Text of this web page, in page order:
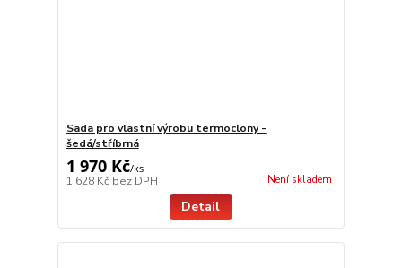
Sada pro vlastní výrobu termoclony -
šedá/stříbrná
1 970 Kč/ks
1 628 Kč bez DPH Není skladem
Detail